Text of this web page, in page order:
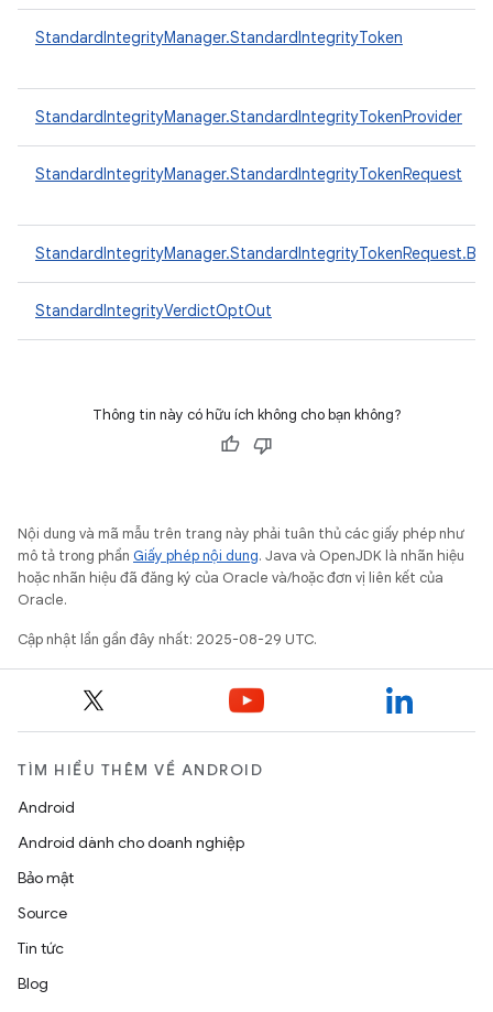
StandardIntegrityManager.StandardIntegrityToken
StandardIntegrityManager.StandardIntegrityTokenProvider
StandardIntegrityManager.StandardIntegrityTokenRequest
StandardIntegrityVerdictOptOut
Thông tin này có hữu ích không cho bạn không?
Nội dung và mã mẫu trên trang này phải tuân thủ các giấy phép như
mô tả trong phần Giấy phép nội dung. Java và OpenJDK là nhãn hiệu
hoặc nhãn hiệu đã đăng ký của Oracle và/hoặc đơn vị liên kết của
Oracle.
Cập nhật lần gần đây nhất: 2025-08-29 UTC.
TÌM HIỂU THÊM VỀ ANDROID
Android
Android dành cho doanh nghiệp
Bảo mật
Source
Tin tức
Blog